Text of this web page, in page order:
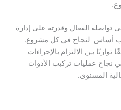
تواصله الفعال وقدرته على إدارة
أساس النجاح في كل مشروع.
بين الالتزام بالإجراءات
نجاح عمليات تركيب الأدوات
المستوى.